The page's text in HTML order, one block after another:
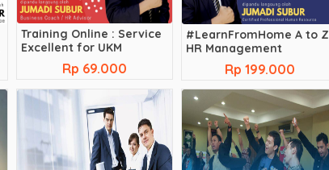
Training Online : Service
Excellent for UKM
Rp 69.000
#LearnFromHome A to Z
HR Management
Rp 199.000